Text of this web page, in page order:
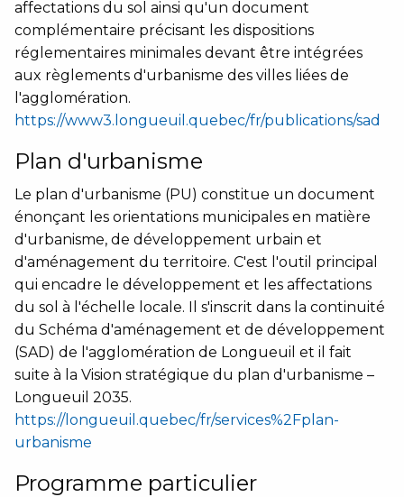
affectations du sol ainsi qu'un document
complémentaire précisant les dispositions
réglementaires minimales devant être intégrées
aux règlements d'urbanisme des villes liées de
l'agglomération.
https://www3.longueuil.quebec/fr/publications/sad
Plan d'urbanisme
Le plan d'urbanisme (PU) constitue un document
énonçant les orientations municipales en matière
d'urbanisme, de développement urbain et
d'aménagement du territoire. C'est l'outil principal
qui encadre le développement et les affectations
du sol à l'échelle locale. Il s'inscrit dans la continuité
du Schéma d'aménagement et de développement
(SAD) de l'agglomération de Longueuil et il fait
suite à la Vision stratégique du plan d'urbanisme –
Longueuil 2035.
https://longueuil.quebec/fr/services%2Fplan-
urbanisme
Programme particulier